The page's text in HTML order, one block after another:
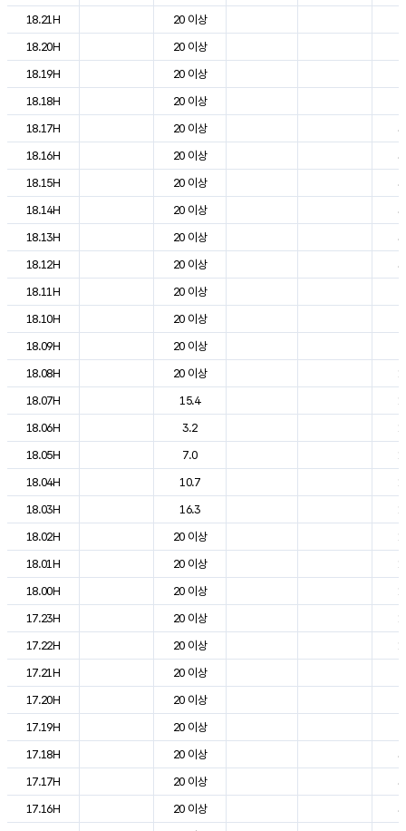
18.21H
20 이상
18.20H
20 이상
18.19H
20 이상
18.18H
20 이상
18.17H
20 이상
18.16H
20 이상
18.15H
20 이상
18.14H
20 이상
18.13H
20 이상
18.12H
20 이상
18.11H
20 이상
18.10H
20 이상
18.09H
20 이상
18.08H
20 이상
18.07H
15.4
18.06H
3.2
18.05H
7.0
18.04H
10.7
18.03H
16.3
18.02H
20 이상
18.01H
20 이상
18.00H
20 이상
17.23H
20 이상
17.22H
20 이상
17.21H
20 이상
17.20H
20 이상
17.19H
20 이상
17.18H
20 이상
17.17H
20 이상
17.16H
20 이상